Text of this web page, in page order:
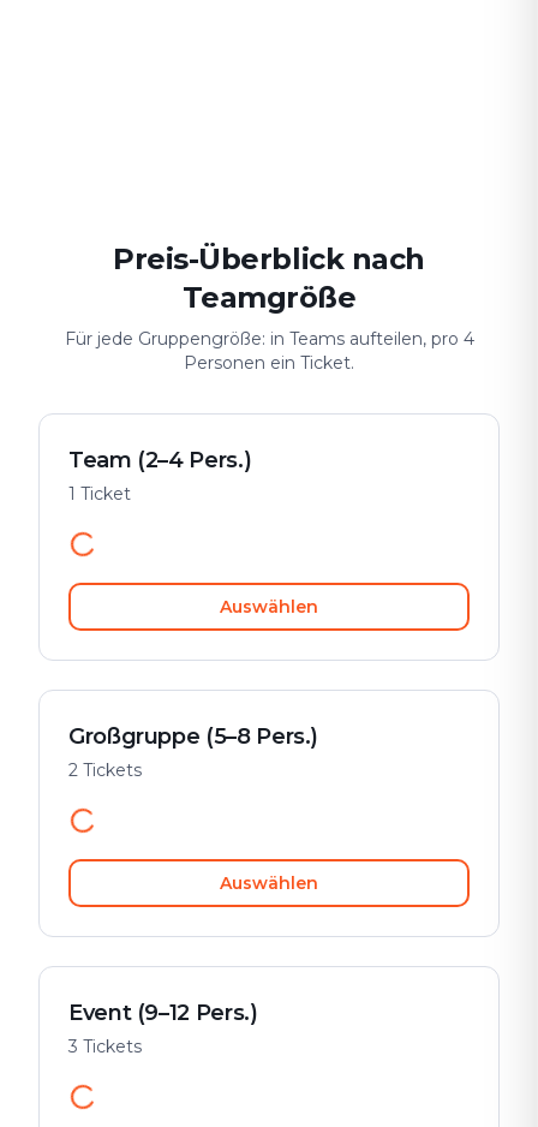
Preis-Überblick nach
Teamgröße
Für jede Gruppengröße: in Teams aufteilen, pro 4
Personen ein Ticket.
Team (2–4 Pers.)
1 Ticket
Auswählen
Großgruppe (5–8 Pers.)
2 Tickets
Auswählen
Event (9–12 Pers.)
3 Tickets